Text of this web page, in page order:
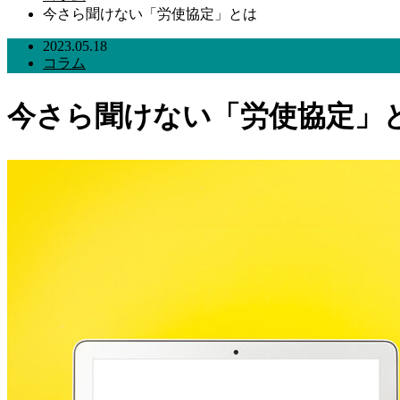
今さら聞けない「労使協定」とは
2023.05.18
コラム
今さら聞けない「労使協定」